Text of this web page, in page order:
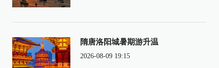
隋唐洛阳城暑期游升温
2026-08-09 19:15